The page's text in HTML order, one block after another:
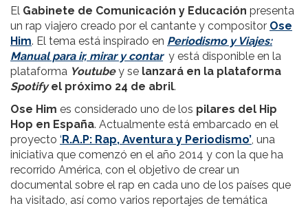
El Gabinete de Comunicación y Educación presenta
un rap viajero creado por el cantante y compositor Ose
Him. El tema está inspirado en Periodismo y Viajes:
Manual para ir, mirar y contary está disponible en la
plataforma Youtubey se lanzará en la plataforma
Spotifyel próximo 24 de abril.
Ose Him es considerado uno de los pilares del Hip
Hop en España. Actualmente está embarcado en el
proyecto ‘ R.A.P: Rap, Aventura y Periodismo’, una
iniciativa que comenzó en el año 2014 y con la que ha
recorrido América, con el objetivo de crear un
documental sobre el rap en cada uno de los países que
ha visitado, así como varios reportajes de temática